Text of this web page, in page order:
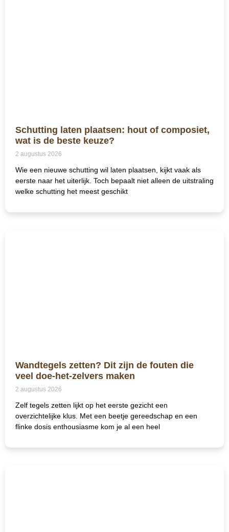
Schutting laten plaatsen: hout of composiet,
wat is de beste keuze?
2 augustus 2026
Wie een nieuwe schutting wil laten plaatsen, kijkt vaak als
eerste naar het uiterlijk. Toch bepaalt niet alleen de uitstraling
welke schutting het meest geschikt
Wandtegels zetten? Dit zijn de fouten die
veel doe-het-zelvers maken
2 augustus 2026
Zelf tegels zetten lijkt op het eerste gezicht een
overzichtelijke klus. Met een beetje gereedschap en een
flinke dosis enthousiasme kom je al een heel